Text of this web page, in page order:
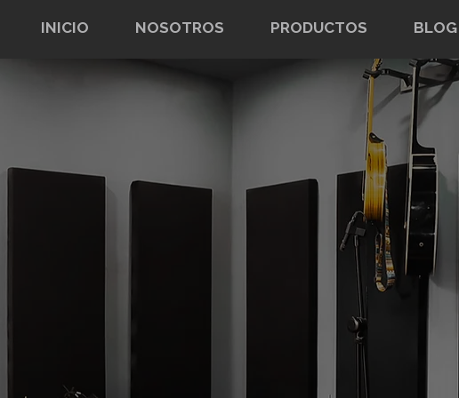
INICIO NOSOTROS PRODUCTOS BLOG